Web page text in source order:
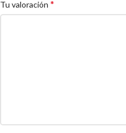
Tu valoración *